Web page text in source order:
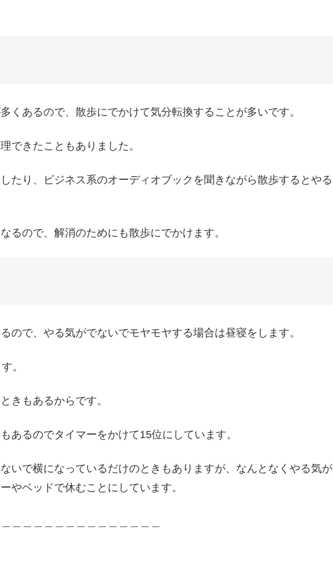
くあるので、散歩にでかけて気分転換することが多いです。
できたこともありました。
たり、ビジネス系のオーディオブックを聞きながら散歩するとやる
るので、解消のためにも散歩にでかけます。
ので、やる気がでないでモヤモヤする場合は昼寝をします。
。
きもあるからです。
あるのでタイマーをかけて15位にしています。
いで横になっているだけのときもありますが、なんとなくやる気が
やベッドで休むことにしています。